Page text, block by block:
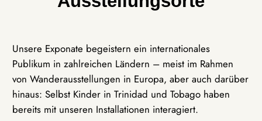
Unsere Exponate begeistern ein internationales
Publikum in zahlreichen Ländern – meist im Rahmen
von Wanderausstellungen in Europa, aber auch darüber
hinaus: Selbst Kinder in Trinidad und Tobago haben
bereits mit unseren Installationen interagiert.